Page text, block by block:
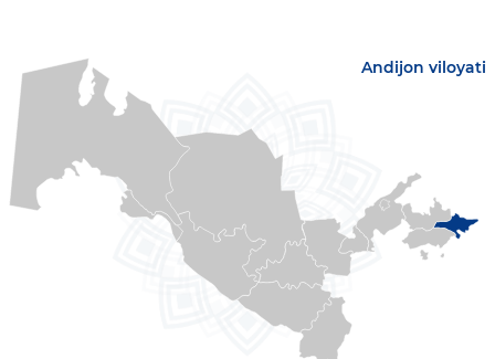
Andijon viloyati